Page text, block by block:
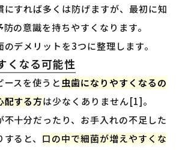
にすれば多くは防げますが、最初に知
の意識を持ちやすくなります。
デメリットを3つに整理します。
くなる可能性
スを使うと虫歯になりやすくなるの
配する方は少なくありません[1]。
不十分だったり、お手入れの不足した
ると、 口の中で細菌が増えやすくな